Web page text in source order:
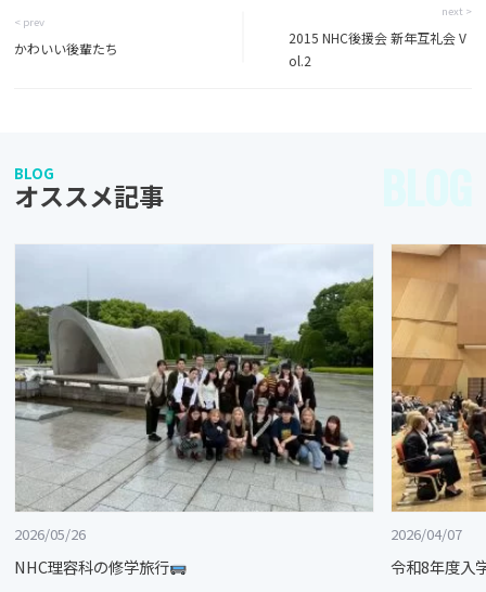
< prev
かわいい後輩たち
next >
2015 NHC後援会 新年互礼会 V
ol.2
BLOG
オススメ記事
2026/05/26
NHC理容科の修学旅行
2026/04/07
令和8年度入